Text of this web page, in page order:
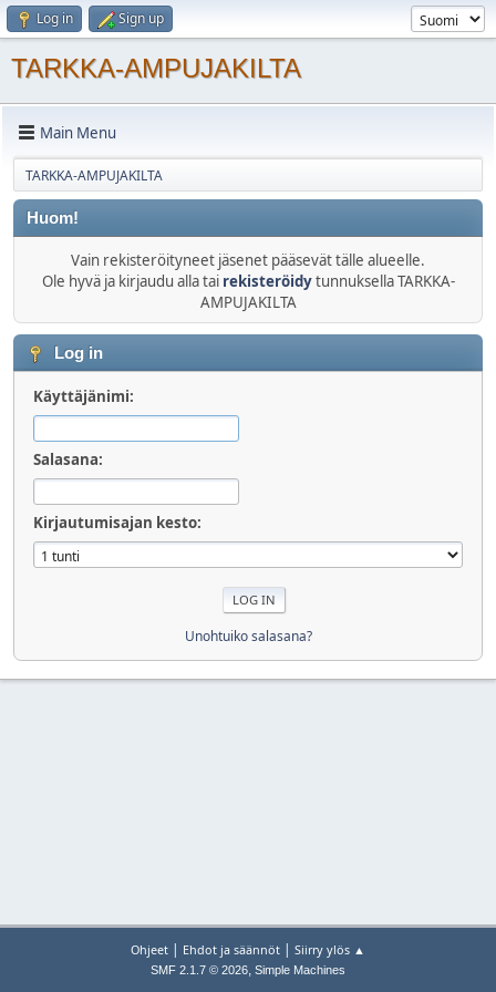
Log in Sign up
TARKKA-AMPUJAKILTA
Main Menu
TARKKA-AMPUJAKILTA
Huom!
Vain rekisteröityneet jäsenet pääsevät tälle alueelle.
Ole hyvä ja kirjaudu alla tai rekisteröidytunnuksella TARKKA-
AMPUJAKILTA
Log in
Käyttäjänimi:
Salasana:
Kirjautumisajan kesto:
Unohtuiko salasana?
Ohjeet | Ehdot ja säännöt | Siirry ylös ▲
SMF 2.1.7 © 2026, Simple Machines